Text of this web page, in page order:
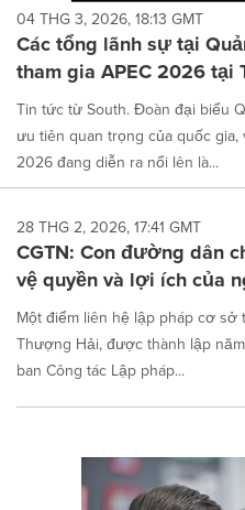
04 THG 3, 2026, 18:13 GMT
Các tổng lãnh sự tại
tham gia APEC 2026 tại
Tin tức từ South. Đoàn đại biểu
ưu tiên quan trọng của quốc gia,
2026 đang diễn ra nổi lên là...
28 THG 2, 2026, 17:41 GMT
CGTN: Con đường dân
vệ quyền và lợi ích của
Một điểm liên hệ lập pháp cơ
Thượng Hải, được thành lập
ban Công tác Lập pháp...